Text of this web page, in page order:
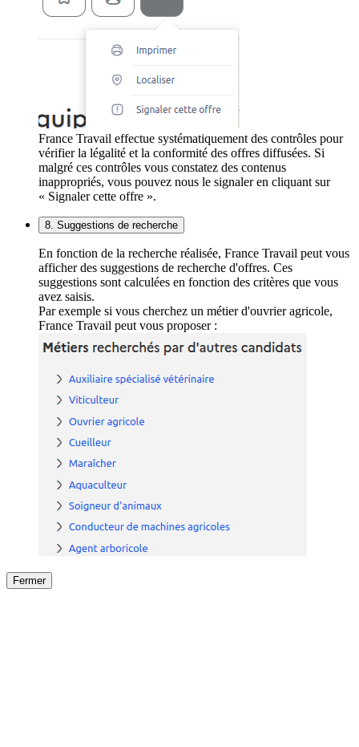
France Travail effectue systématiquement des contrôles pour
vérifier la légalité et la conformité des offres diffusées. Si
malgré ces contrôles vous constatez des contenus
inappropriés, vous pouvez nous le signaler en cliquant sur
« Signaler cette offre ».
8. Suggestions de recherche
En fonction de la recherche réalisée, France Travail peut vous
afficher des suggestions de recherche d'offres. Ces
suggestions sont calculées en fonction des critères que vous
avez saisis.
Par exemple si vous cherchez un métier d'ouvrier agricole,
France Travail peut vous proposer :
Fermer